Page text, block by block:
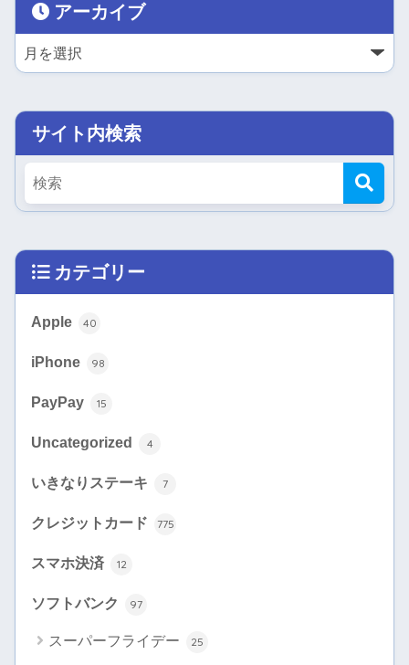
アーカイブ
サイト内検索
カテゴリー
Apple 40
iPhone 98
PayPay 15
Uncategorized 4
いきなりステーキ 7
クレジットカード 775
スマホ決済 12
ソフトバンク 97
スーパーフライデー 25